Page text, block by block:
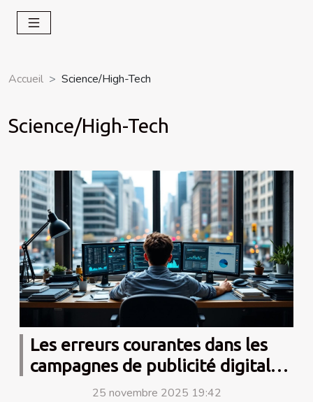
Accueil Science/High-Tech
Science/High-Tech
Les erreurs courantes dans les
campagnes de publicité digitale
et comment les éviter
25 novembre 2025 19:42